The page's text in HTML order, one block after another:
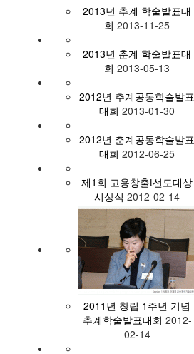
2013년 추계 학술발표대
회 2013-11-25
2013년 춘계 학술발표대
회 2013-05-13
2012년 추계공동학술발표
대회 2013-01-30
2012년 춘계공동학술발표
대회 2012-06-25
제1회 고용창출t선도대상
시상식 2012-02-14
2011년 창립 1주년 기념
추계학술발표대회 2012-
02-14